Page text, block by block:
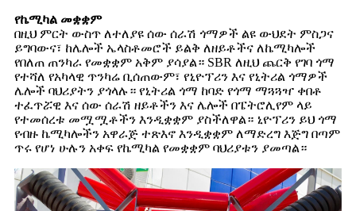
የኬሚካል መቋቋም
በዚህ ምርት ውስጥ ለተለያዩ ሰው ሰራሽ ጎማዎች ልዩ ውህደት ምስጋና
ይግባውና፣ ከሌሎች ኤላስቶመሮች ይልቅ ለዘይቶችና ለኬሚካሎች
የበለጠ ጠንካራ የመቋቋም አቅም ያሳያል። SBR ለዚህ ጨርቅ የገባ ጎማ
የተሻለ የአካላዊ ጥንካሬ ቢሰጠውም፣ የኒዮፕሪን እና የኒትሪል ጎማዎች
ሌሎች ባህሪያትን ያጎላሉ። የኒትሪል ጎማ ከባድ የጎማ ማጓጓዣ ቀበቶ
ተፈጥሯዊ እና ሰው ሰራሽ ዘይቶችን እና ሌሎች በፔትሮሊየም ላይ
የተመሰረቱ መሟሟቶችን እንዲቋቋም ያስችለዋል። ኒዮፕሪን ይህ ጎማ
የብዙ ኬሚካሎችን አዋራጅ ተጽእኖ እንዲቋቋም ለማድረግ እጅግ በጣም
ጥሩ የሆነ ሁሉን አቀፍ የኬሚካል የመቋቋም ባህሪያቱን ያመጣል።